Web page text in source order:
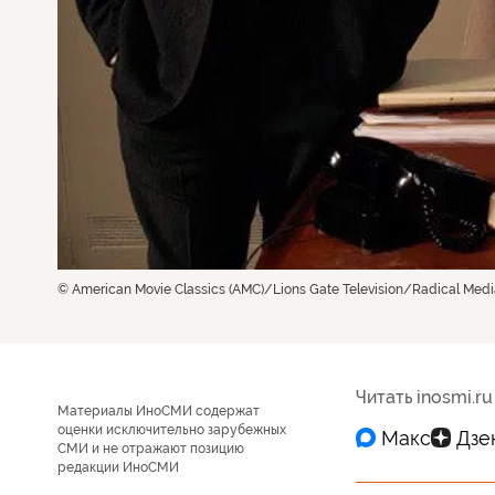
© American Movie Classics (AMC)/Lions Gate Television/Radical
Материалы ИноСМИ содержат
оценки исключительно зарубежных
СМИ и не отражают позицию
редакции ИноСМИ
Читать inosmi.ru